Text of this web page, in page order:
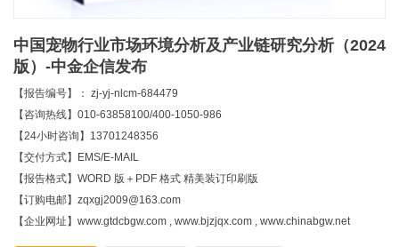
中国宠物行业市场环境分析及产业链研究分析（2024
版）-中金企信发布
【报告编号】： zj-yj-nlcm-684479
【咨询热线】010-63858100/400-1050-986
【24小时咨询】13701248356
【交付方式】EMS/E-MAIL
【报告格式】WORD 版＋PDF 格式 精美装订印刷版
【订购电邮】zqxgj2009@163.com
【企业网址】www.gtdcbgw.com , www.bjzjqx.com , www.chinabgw.net